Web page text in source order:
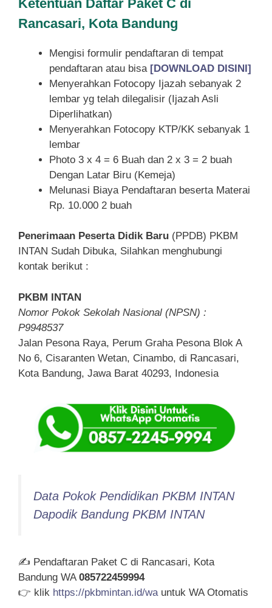
Ketentuan Daftar Paket C di
Rancasari, Kota Bandung
Mengisi formulir pendaftaran di tempat
pendaftaran atau bisa [DOWNLOAD DISINI]
Menyerahkan Fotocopy Ijazah sebanyak 2
lembar yg telah dilegalisir (Ijazah Asli
Diperlihatkan)
Menyerahkan Fotocopy KTP/KK sebanyak 1
lembar
Photo 3 x 4 = 6 Buah dan 2 x 3 = 2 buah
Dengan Latar Biru (Kemeja)
Melunasi Biaya Pendaftaran beserta Materai
Rp. 10.000 2 buah
Penerimaan Peserta Didik Baru (PPDB) PKBM
INTAN Sudah Dibuka, Silahkan menghubungi
kontak berikut :
PKBM INTAN
Nomor Pokok Sekolah Nasional (NPSN) :
P9948537
Jalan Pesona Raya, Perum Graha Pesona Blok A
No 6, Cisaranten Wetan, Cinambo, di Rancasari,
Kota Bandung, Jawa Barat 40293, Indonesia
Data Pokok Pendidikan PKBM INTAN
Dapodik Bandung PKBM INTAN
✍ Pendaftaran Paket C di Rancasari, Kota
Bandung WA 085722459994
👉 klik https://pkbmintan.id/wa untuk WA Otomatis